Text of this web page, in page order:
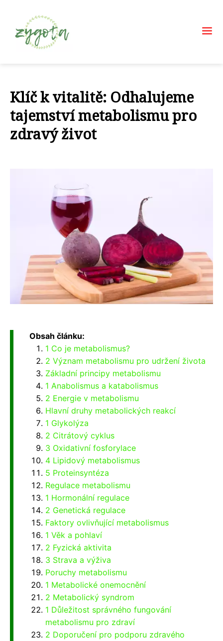
Klíč k vitalitě: Odhalujeme
tajemství metabolismu pro
zdravý život
Obsah článku:
1 Co je metabolismus?
2 Význam metabolismu pro udržení života
Základní principy metabolismu
1 Anabolismus a katabolismus
2 Energie v metabolismu
Hlavní druhy metabolických reakcí
1 Glykolýza
2 Citrátový cyklus
3 Oxidativní fosforylace
4 Lipidový metabolismus
5 Proteinsyntéza
Regulace metabolismu
1 Hormonální regulace
2 Genetická regulace
Faktory ovlivňující metabolismus
1 Věk a pohlaví
2 Fyzická aktivita
3 Strava a výživa
Poruchy metabolismu
1 Metabolické onemocnění
2 Metabolický syndrom
1 Důležitost správného fungování
metabolismu pro zdraví
2 Doporučení pro podporu zdravého